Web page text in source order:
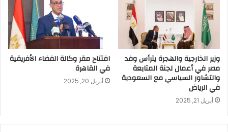
وزير الخارجية والهجرة يترأس وفد
مصر في أعمال لجنة المتابعة
والتشاور السياسي مع السعودية
في الرياض
أبريل 21, 2025
افتتاح مقر وكالة الفضاء الأفريقية
في القاهرة
أبريل 20, 2025